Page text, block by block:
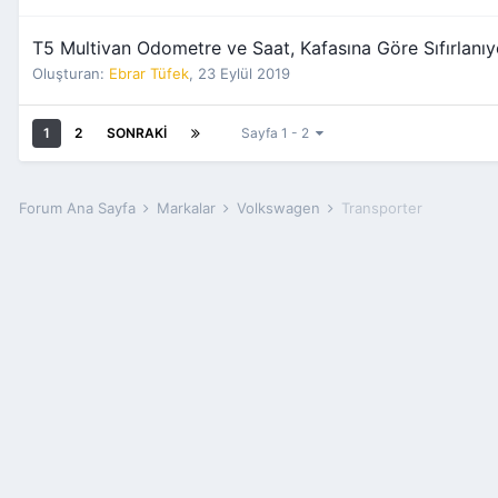
T5 Multivan Odometre ve Saat, Kafasına Göre
Oluşturan: Ebrar Tüfek, 23 Eylül 2019
1 2 SONRAKI Sayfa 1 - 2
Forum Ana Sayfa Markalar Volkswagen Transporter